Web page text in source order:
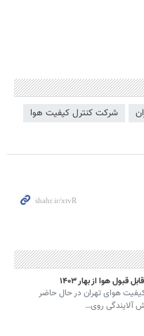
شرکت کنترل کیفیت هوا
هوای تهران در حال حاضر
آلایندگی روی…